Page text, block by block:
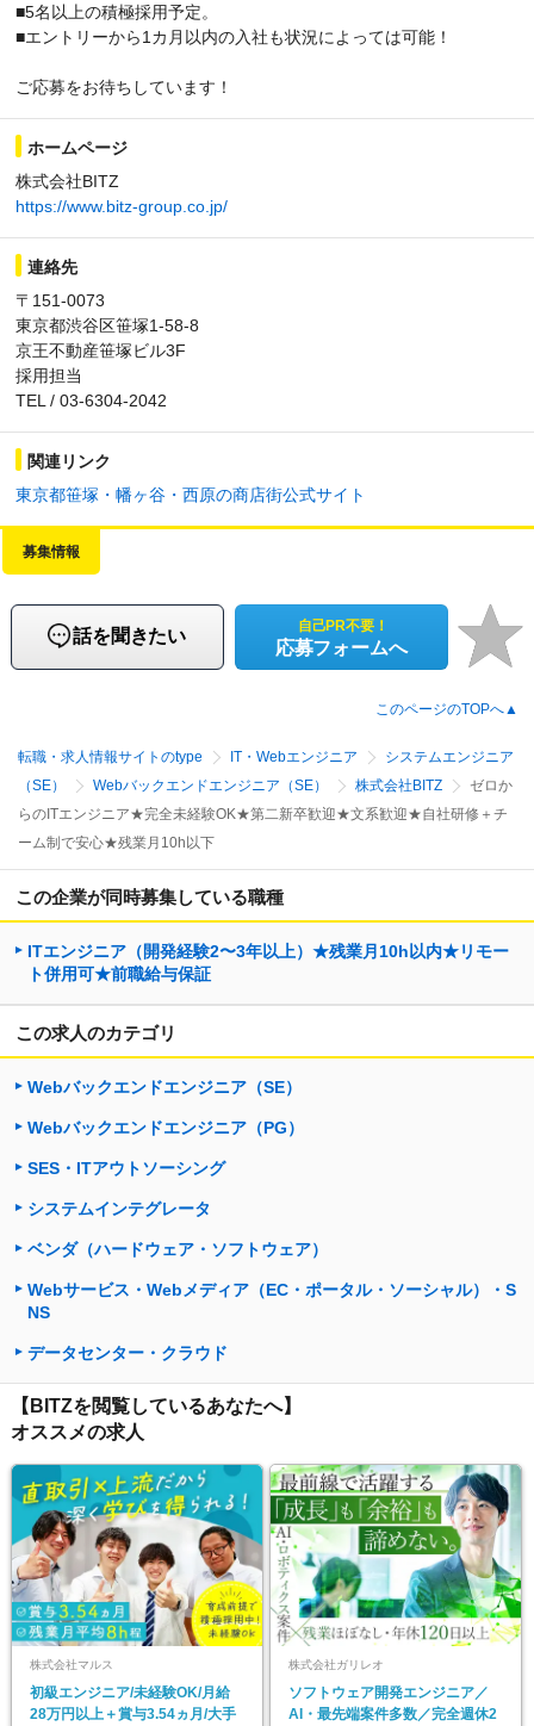
■5名以上の積極採用予定。
■エントリーから1カ月以内の入社も状況によっては可能！
ご応募をお待ちしています！
ホームページ
株式会社BITZ
https://www.bitz-group.co.jp/
連絡先
〒151-0073
東京都渋谷区笹塚1-58-8
京王不動産笹塚ビル3F
採用担当
TEL / 03-6304-2042
関連リンク
東京都笹塚・幡ヶ谷・西原の商店街公式サイト
募集情報
話を聞きたい 自己PR不要！
応募フォームへ
このページのTOPへ▲
転職・求人情報サイトのtype IT・Webエンジニア
システムエンジニア
（SE）
Webバックエンドエンジニア（SE） 株式会社BITZ
ゼロか
らのITエンジニア★完全未経験OK★第二新卒歓迎★文系歓迎★自社研修＋チ
ーム制で安心★残業月10h以下
この企業が同時募集している職種
ITエンジニア（開発経験2〜3年以上）★残業月10h以内★リモー
ト併用可★前職給与保証
この求人のカテゴリ
Webバックエンドエンジニア（SE）
Webバックエンドエンジニア（PG）
SES・ITアウトソーシング
システムインテグレータ
ベンダ（ハードウェア・ソフトウェア）
Webサービス・Webメディア（EC・ポータル・ソーシャル）・S
NS
データセンター・クラウド
【BITZを閲覧しているあなたへ】
オススメの求人
株式会社マルス
初級エンジニア/未経験OK/月給
28万円以上＋賞与3.54ヵ月/大手
株式会社ガリレオ
ソフトウェア開発エンジニア／
AI・最先端案件多数／完全週休2